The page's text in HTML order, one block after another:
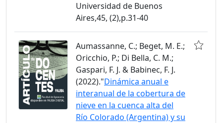
Universidad de Buenos
Aires,45, (2),p.31-40
Aumassanne, C.; Beget, M. E.;
Oricchio, P.; Di Bella, C. M.;
Gaspari, F. J. & Babinec, F. J.
(2022)."Dinámica anual e
interanual de la cobertura de
nieve en la cuenca alta del
Río Colorado (Argentina) y su